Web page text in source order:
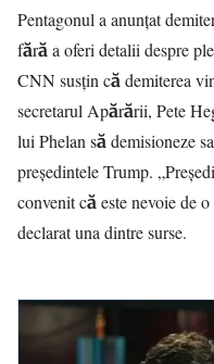
Pentagonul a anunțat
fără a oferi detalii despre
CNN susțin că demiterea
secretarul Apărării, Pete
lui Phelan să demisioneze
președintele Trump.
convenit că este nevoie de
declarat una dintre surse.